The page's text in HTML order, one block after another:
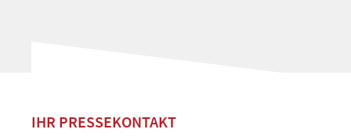
IHR PRESSEKONTAKT